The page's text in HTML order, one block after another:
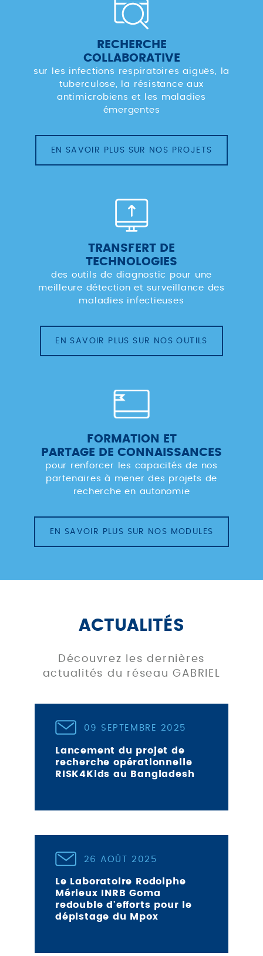
RECHERCHE
COLLABORATIVE
sur les infections respiratoires aiguës, la
tuberculose, la résistance aux
antimicrobiens et les maladies
émergentes
EN SAVOIR PLUS SUR NOS PROJETS
TRANSFERT DE
TECHNOLOGIES
des outils de diagnostic pour une
meilleure détection et surveillance des
maladies infectieuses
EN SAVOIR PLUS SUR NOS OUTILS
FORMATION ET
PARTAGE DE CONNAISSANCES
pour renforcer les capacités de nos
partenaires à mener des projets de
recherche en autonomie
EN SAVOIR PLUS SUR NOS MODULES
ACTUALITÉS
Découvrez les dernières
actualités du réseau GABRIEL
09 SEPTEMBRE 2025
Lancement du projet de
recherche opérationnelle
RISK4Kids au Bangladesh
26 AOÛT 2025
Le Laboratoire Rodolphe
Mérieux INRB Goma
redouble d'efforts pour le
dépistage du Mpox